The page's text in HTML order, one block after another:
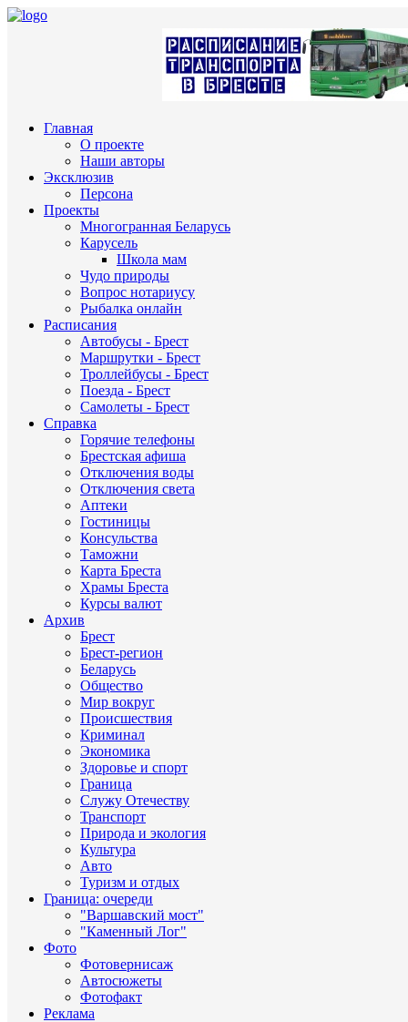
Главная
О проекте
Наши авторы
Эксклюзив
Персона
Проекты
Многогранная Беларусь
Карусель
Школа мам
Чудо природы
Вопрос нотариусу
Рыбалка онлайн
Расписания
Автобусы - Брест
Маршрутки - Брест
Троллейбусы - Брест
Поезда - Брест
Самолеты - Брест
Справка
Горячие телефоны
Брестская афиша
Отключения воды
Отключения света
Аптеки
Гостиницы
Консульства
Таможни
Карта Бреста
Храмы Бреста
Курсы валют
Архив
Брест
Брест-регион
Беларусь
Общество
Мир вокруг
Происшествия
Криминал
Экономика
Здоровье и спорт
Граница
Служу Отечеству
Транспорт
Природа и экология
Культура
Авто
Туризм и отдых
Граница: очереди
"Варшавский мост"
"Каменный Лог"
Фото
Фотовернисаж
Автосюжеты
Фотофакт
Реклама